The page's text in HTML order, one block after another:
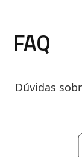
FAQ
Dúvidas